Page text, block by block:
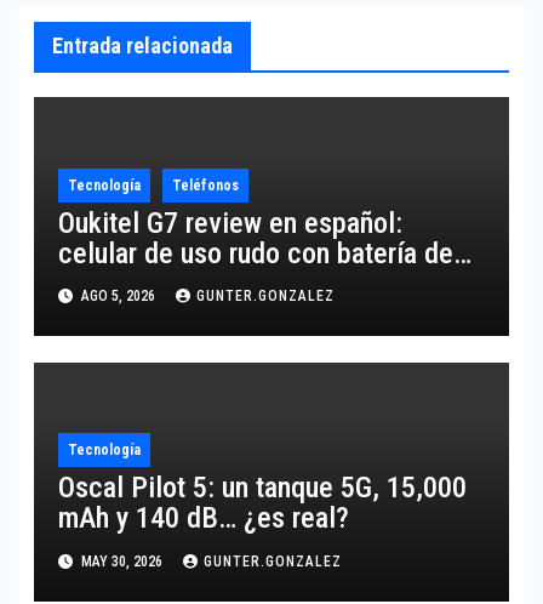
Entrada relacionada
Tecnología Teléfonos
Oukitel G7 review en español:
celular de uso rudo con batería de
10,600 mAh
AGO 5, 2026 GUNTER.GONZALEZ
Tecnología
Oscal Pilot 5: un tanque 5G, 15,000
mAh y 140 dB… ¿es real?
MAY 30, 2026 GUNTER.GONZALEZ